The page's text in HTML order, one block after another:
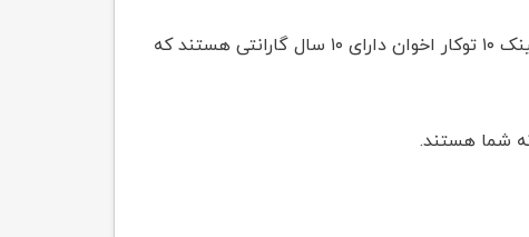
لگن های سینک های اخوان عمیق هستند و فضای کافی برای شستن ظروف بزرگ را فراهم می کنند، همچنین سینک ۱۰ توکار اخوان دارای ۱۰ سال گارانتی هستند که
شما هستند.